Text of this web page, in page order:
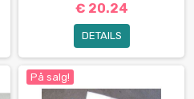
€ 20.24
DETAILS
På salg!